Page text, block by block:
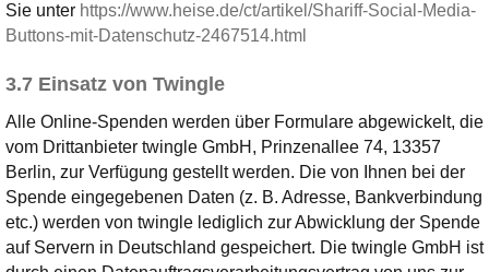
Sie unter https://www.heise.de/ct/artikel/Shariff-Social-Media-
Buttons-mit-Datenschutz-2467514.html
3.7 Einsatz von Twingle
Alle Online-Spenden werden über Formulare abgewickelt, die
vom Drittanbieter twingle GmbH, Prinzenallee 74, 13357
Berlin, zur Verfügung gestellt werden. Die von Ihnen bei der
Spende eingegebenen Daten (z. B. Adresse, Bankverbindung
etc.) werden von twingle lediglich zur Abwicklung der Spende
auf Servern in Deutschland gespeichert. Die twingle GmbH ist